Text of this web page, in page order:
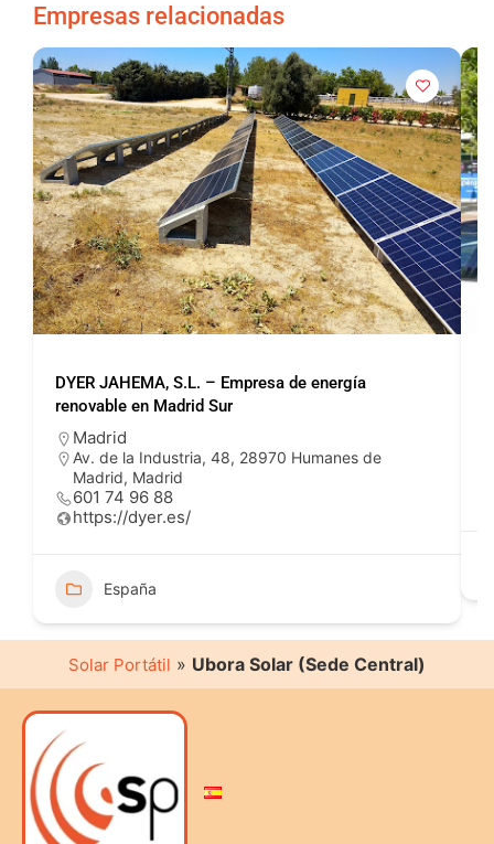
Empresas relacionadas
DYER JAHEMA, S.L. – Empresa de energía
renovable en Madrid Sur
Madrid
Av. de la Industria, 48, 28970 Humanes de
Madrid, Madrid
601 74 96 88
https://dyer.es/
España
Solar Portátil » Ubora Solar (Sede Central)